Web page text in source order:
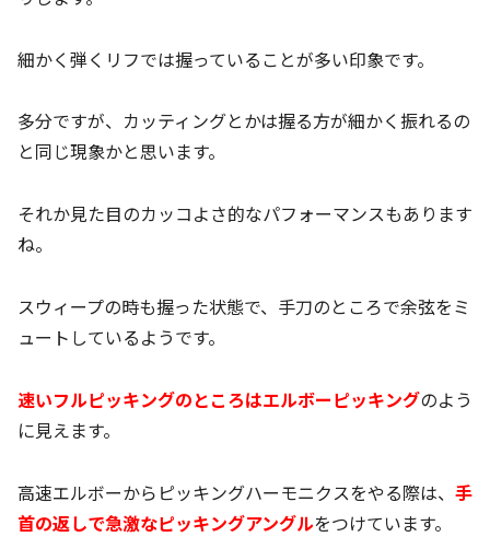
細かく弾くリフでは握っていることが多い印象です。
多分ですが、カッティングとかは握る方が細かく振れるの
と同じ現象かと思います。
それか見た目のカッコよさ的なパフォーマンスもあります
ね。
スウィープの時も握った状態で、手刀のところで余弦をミ
ュートしているようです。
速いフルピッキングのところはエルボーピッキングのよう
に見えます。
高速エルボーからピッキングハーモニクスをやる際は、 手
首の返しで急激なピッキングアングルをつけています。